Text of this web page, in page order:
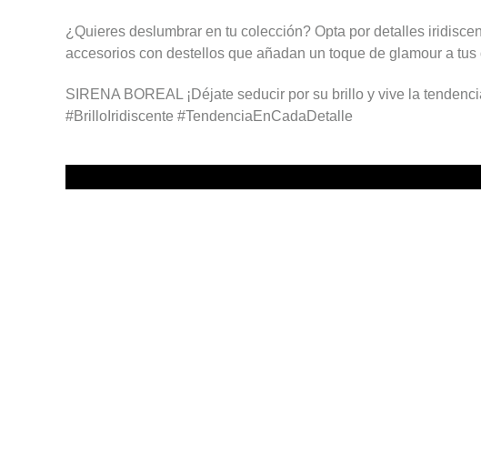
¿Quieres deslumbrar en tu colección? Opta por detalles
accesorios con destellos que añadan un toque de glamour a tus
SIRENA BOREAL ¡Déjate seducir por su brillo y vive la
#BrilloIridiscente #TendenciaEnCadaDetalle